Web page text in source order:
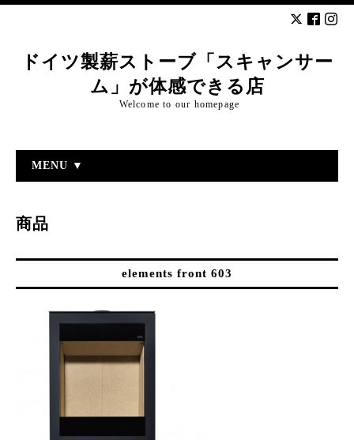
ドイツ製薪ストーブ「スキャンサー
ム」が体感できる店
Welcome to our homepage
MENU ▼
商品
elements front 603